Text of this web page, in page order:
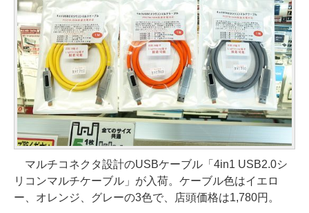
マルチコネクタ設計のUSBケーブル「4in1 USB2.0シ
リコンマルチケーブル」が入荷。ケーブル色はイエロ
ー、オレンジ、グレーの3色で、店頭価格は1,780円。